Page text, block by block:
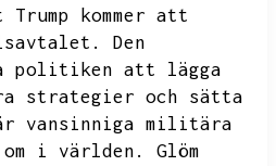
kommer att
Den
politiken att lägga
strategier och sätta
vansinniga militära
i världen.
Glöm